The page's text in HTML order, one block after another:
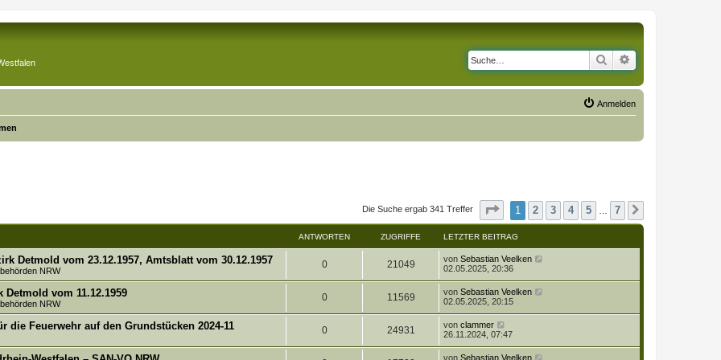
Suche
Anmelden
Die Suche ergab 341 Treffer Seite 1von
1 2 3 4 5 7
ANTWORTEN ZUGRIFFE LETZTER BEITRAG
Detmold vom 23.12.1957, Amtsblatt vom 30.12.1957
NRW
0A
n
w
o
21049Z
u
i
L
e
t
e
r
B
e
i
t
von Sebastian Veelken
02.05.2025, 20:36
vom 11.12.1959
NRW
0A
n
11569Z
u
L
e
t
e
r
von Sebastian Veelken
02.05.2025, 20:15
die Feuerwehr auf den Grundstücken 2024-11 0A
n
24931
u
L
e
von clammer
26.11.2024, 07:47
L
von Sebastian Veelken